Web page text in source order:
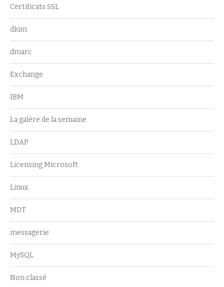
Certificats SSL
dkim
dmarc
Exchange
IBM
La galère de la semaine
LDAP
Licensing Microsoft
Linux
MDT
messagerie
MySQL
Non classé